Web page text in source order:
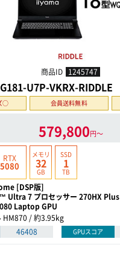
商品ID 1245747
U7P-VKRX-RIDDLE
○ 会員送料無料
579,800円〜
RTX
5080
メモリ
32
GB
SSD
1
TB
[DSP版]
Ultra 7 プロセッサー 270HX Plus
Laptop GPU
HM870 / 約3.95kg
46408 GPUスコア